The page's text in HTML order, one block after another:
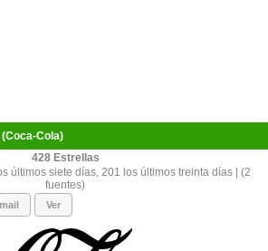
Cola)
428
últimos siete días, 201 los últimos treinta días | (2
fuentes)
Ver